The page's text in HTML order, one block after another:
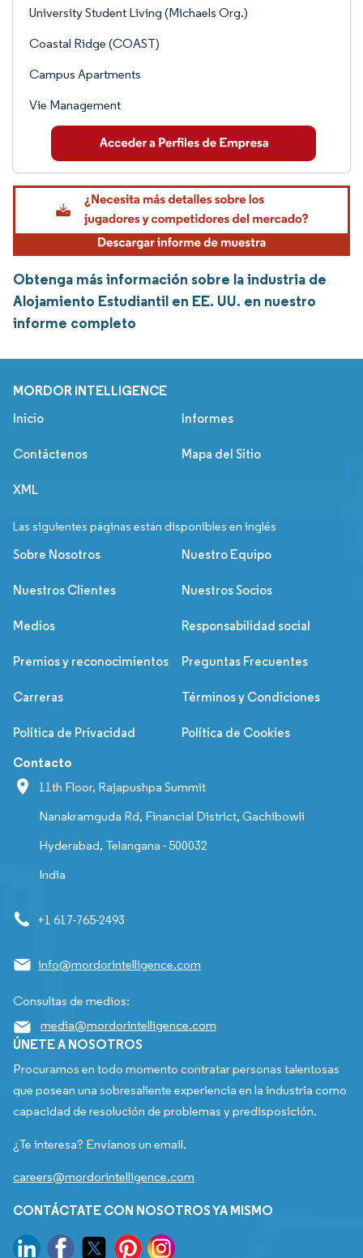
University Student Living (Michaels Org.)
Coastal Ridge (COAST)
Campus Apartments
Vie Management
Obtenga más información sobre la industria de
Alojamiento Estudiantil en EE. UU. en nuestro
informe completo
MORDOR INTELLIGENCE
Inicio Informes
Contáctenos Mapa del Sitio
XML
Las siguientes páginas están disponibles en inglés
Sobre Nosotros Nuestro Equipo
Nuestros Clientes Nuestros Socios
Medios Responsabilidad social
Premios y reconocimientos Preguntas Frecuentes
Carreras Términos y Condiciones
Política de Privacidad Política de Cookies
Contacto
11th Floor, Rajapushpa Summit
Nanakramguda Rd, Financial District, Gachibowli
Hyderabad, Telangana - 500032
India
+1 617-765-2493
info@mordorintelligence.com
Consultas de medios:
media@mordorintelligence.com
ÚNETE A NOSOTROS
Procuramos en todo momento contratar personas talentosas
que posean una sobresaliente experiencia en la industria como
capacidad de resolución de problemas y predisposición.
¿Te interesa? Envíanos un email.
careers@mordorintelligence.com
CONTÁCTATE CON NOSOTROS YA MISMO